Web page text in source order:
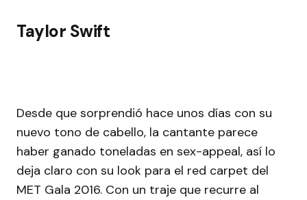
Taylor Swift
Desde que sorprendió hace unos días con su
nuevo tono de cabello, la cantante parece
haber ganado toneladas en sex-appeal, así lo
deja claro con su look para el red carpet del
MET Gala 2016. Con un traje que recurre al